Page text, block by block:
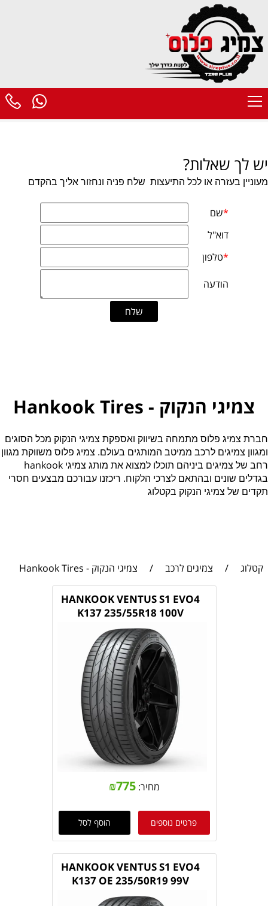
יש לך שאלות?
מעוניין בעזרה או לכל התיעצות שלח פניה ונחזור אליך בהקדם
צמיגי הנקוק - Hankook Tires
חברת צמיג פלוס מתמחה בשיווק ואספקת צמיגי הנקוק מכל הסוגים
ומגוון צמיגים לרכב ממיטב המותגים בעולם. צמיג פלוס משווקת מגוון
רחב של צמיגים ביניהם תוכלו למצוא את מותג צמיגי hankook
בגדלים שונים ובהתאם לצרכי הלקוח. ריכזנו עבורכם מבצעים חסרי
תקדים של צמיגי הנקוק בקטלוג
קטלוג / צמיגים לרכב / צמיגי הנקוק - Hankook Tires
HANKOOK VENTUS S1 EVO4
K137 235/55R18 100V
מחיר: ₪775
פרטים נוספים הוסף לסל
HANKOOK VENTUS S1 EVO4
K137 OE 235/50R19 99V